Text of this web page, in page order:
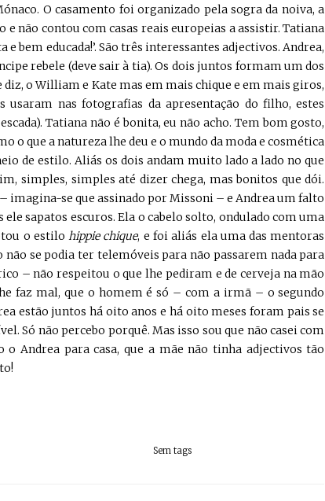
O casamento foi organizado pela sogra da noiva, a
não contou com casas reais europeias a assistir. Tatiana
bem educada!’. São três interessantes adjectivos. Andrea,
rebele (deve sair à tia). Os dois juntos formam um dos
o William e Kate mas em mais chique e em mais giros,
nas fotografias da apresentação do filho, estes
Tatiana não é bonita, eu não acho. Tem bom gosto,
o que a natureza lhe deu e o mundo da moda e cosmética
de estilo. Aliás os dois andam muito lado a lado no que
simples, simples até dizer chega, mas bonitos que dói.
imagina-se que assinado por Missoni – e Andrea um falto
sapatos escuros. Ela o cabelo solto, ondulado com uma
o estilohippie chique, e foi aliás ela uma das mentoras
se podia ter telemóveis para não passarem nada para
– não respeitou o que lhe pediram e de cerveja na mão
faz mal, que o homem é só – com a irmã – o segundo
estão juntos há oito anos e há oito meses foram pais se
Só não percebo porquê. Mas isso sou que não casei com
Andrea para casa, que a mãe não tinha adjectivos tão
Sem tags